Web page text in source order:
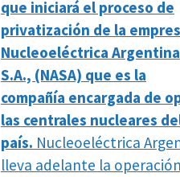
que iniciará el proceso de
privatización de la
Nucleoeléctrica Argentina
S.A., (NASA) que es la
compañía encargada de
las centrales nucleares
país. Nucleoeléctrica
lleva adelante la